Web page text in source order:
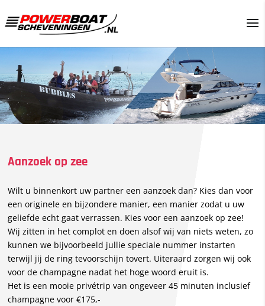
Aanzoek op zee
Wilt u binnenkort uw partner een aanzoek dan? Kies dan voor
een originele en bijzondere manier, een manier zodat u uw
geliefde echt gaat verrassen. Kies voor een aanzoek op zee!
Wij zitten in het complot en doen alsof wij van niets weten, zo
kunnen we bijvoorbeeld jullie speciale nummer instarten
terwijl jij de ring tevoorschijn tovert. Uiteraard zorgen wij ook
voor de champagne nadat het hoge woord eruit is.
Het is een mooie privétrip van ongeveer 45 minuten inclusief
champagne voor €175,-